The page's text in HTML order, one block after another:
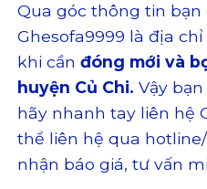
Qua góc thông tin bạn
Ghesofa9999 là địa
khi cầnđóng mới và
huyện Củ Chi. Vậy
hãy nhanh tay liên hệ
thể liên hệ qua
nhận báo giá, tư vấn